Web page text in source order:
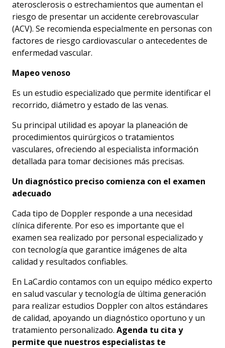
aterosclerosis o estrechamientos que aumentan el
riesgo de presentar un accidente cerebrovascular
(ACV). Se recomienda especialmente en personas con
factores de riesgo cardiovascular o antecedentes de
enfermedad vascular.
Mapeo venoso
Es un estudio especializado que permite identificar el
recorrido, diámetro y estado de las venas.
Su principal utilidad es apoyar la planeación de
procedimientos quirúrgicos o tratamientos
vasculares, ofreciendo al especialista información
detallada para tomar decisiones más precisas.
Un diagnóstico preciso comienza con el examen
adecuado
Cada tipo de Doppler responde a una necesidad
clínica diferente. Por eso es importante que el
examen sea realizado por personal especializado y
con tecnología que garantice imágenes de alta
calidad y resultados confiables.
En LaCardio contamos con un equipo médico experto
en salud vascular y tecnología de última generación
para realizar estudios Doppler con altos estándares
de calidad, apoyando un diagnóstico oportuno y un
tratamiento personalizado. Agenda tu cita y
permite que nuestros especialistas te